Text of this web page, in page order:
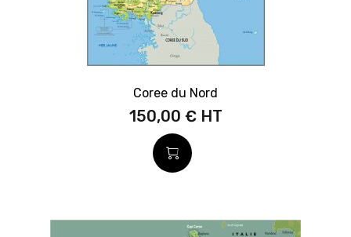
Coree du Nord
150,00 €